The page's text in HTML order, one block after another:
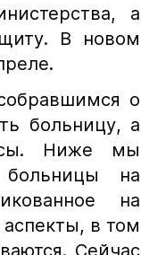
а
В новом
о
больницу, а
Ниже мы
на
на
в том
Сейчас